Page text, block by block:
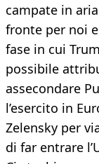
campate in
fronte per noi
fase in cui
possibile
assecondare
l’esercito in
Zelensky per
di far entrare